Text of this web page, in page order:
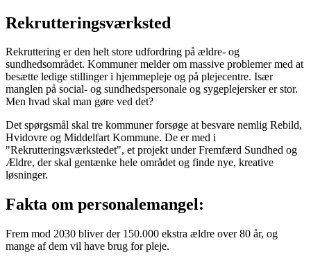
Rekrutteringsværksted
Rekruttering er den helt store udfordring på ældre- og
sundhedsområdet. Kommuner melder om massive problemer med at
besætte ledige stillinger i hjemmepleje og på plejecentre. Især
manglen på social- og sundhedspersonale og sygeplejersker er stor.
Men hvad skal man gøre ved det?
Det spørgsmål skal tre kommuner forsøge at besvare nemlig Rebild,
Hvidovre og Middelfart Kommune. De er med i
"Rekrutteringsværkstedet", et projekt under Fremfærd Sundhed og
Ældre, der skal gentænke hele området og finde nye, kreative
løsninger.
Fakta om personalemangel:
Frem mod 2030 bliver der 150.000 ekstra ældre over 80 år, og
mange af dem vil have brug for pleje.